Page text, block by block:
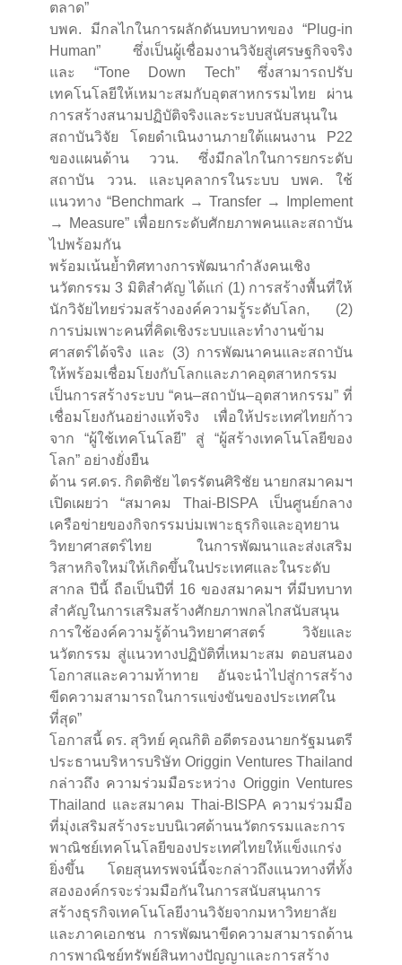
ตลาด”
บพค. มีกลไกในการผลักดันบทบาทของ “Plug-in
Human” ซึ่งเป็นผู้เชื่อมงานวิจัยสู่เศรษฐกิจจริง
และ “Tone Down Tech” ซึ่งสามารถปรับ
เทคโนโลยีให้เหมาะสมกับอุตสาหกรรมไทย ผ่าน
การสร้างสนามปฏิบัติจริงและระบบสนับสนุนใน
สถาบันวิจัย โดยดำเนินงานภายใต้แผนงาน P22
ของแผนด้าน ววน. ซึ่งมีกลไกในการยกระดับ
สถาบัน ววน. และบุคลากรในระบบ บพค. ใช้
แนวทาง “Benchmark → Transfer → Implement
→ Measure” เพื่อยกระดับศักยภาพคนและสถาบัน
ไปพร้อมกัน
พร้อมเน้นย้ำทิศทางการพัฒนากำลังคนเชิง
นวัตกรรม 3 มิติสำคัญ ได้แก่ (1) การสร้างพื้นที่ให้
นักวิจัยไทยร่วมสร้างองค์ความรู้ระดับโลก, (2)
การบ่มเพาะคนที่คิดเชิงระบบและทำงานข้าม
ศาสตร์ได้จริง และ (3) การพัฒนาคนและสถาบัน
ให้พร้อมเชื่อมโยงกับโลกและภาคอุตสาหกรรม
เป็นการสร้างระบบ “คน–สถาบัน–อุตสาหกรรม” ที่
เชื่อมโยงกันอย่างแท้จริง เพื่อให้ประเทศไทยก้าว
จาก “ผู้ใช้เทคโนโลยี” สู่ “ผู้สร้างเทคโนโลยีของ
โลก” อย่างยั่งยืน
ด้าน รศ.ดร. กิตติชัย ไตรรัตนศิริชัย นายกสมาคมฯ
เปิดเผยว่า “สมาคม Thai-BISPA เป็นศูนย์กลาง
เครือข่ายของกิจกรรมบ่มเพาะธุรกิจและอุทยาน
วิทยาศาสตร์ไทย ในการพัฒนาและส่งเสริม
วิสาหกิจใหม่ให้เกิดขึ้นในประเทศและในระดับ
สากล ปีนี้ ถือเป็นปีที่ 16 ของสมาคมฯ ที่มีบทบาท
สำคัญในการเสริมสร้างศักยภาพกลไกสนับสนุน
การใช้องค์ความรู้ด้านวิทยาศาสตร์ วิจัยและ
นวัตกรรม สู่แนวทางปฏิบัติที่เหมาะสม ตอบสนอง
โอกาสและความท้าทาย อันจะนำไปสู่การสร้าง
ขีดความสามารถในการแข่งขันของประเทศใน
ที่สุด”
โอกาสนี้ ดร. สุวิทย์ คุณกิติ อดีตรองนายกรัฐมนตรี
ประธานบริหารบริษัท Origgin Ventures Thailand
กล่าวถึง ความร่วมมือระหว่าง Origgin Ventures
Thailand และสมาคม Thai-BISPA ความร่วมมือ
ที่มุ่งเสริมสร้างระบบนิเวศด้านนวัตกรรมและการ
พาณิชย์เทคโนโลยีของประเทศไทยให้แข็งแกร่ง
ยิ่งขึ้น โดยสุนทรพจน์นี้จะกล่าวถึงแนวทางที่ทั้ง
สององค์กรจะร่วมมือกันในการสนับสนุนการ
สร้างธุรกิจเทคโนโลยีงานวิจัยจากมหาวิทยาลัย
และภาคเอกชน การพัฒนาขีดความสามารถด้าน
การพาณิชย์ทรัพย์สินทางปัญญาและการสร้าง